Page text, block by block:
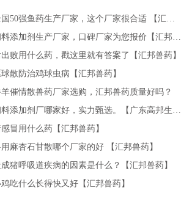
50强鱼药生产厂家，这个厂家很合适 【汇邦
】
添加剂生产厂家，口碑厂家为您报价【汇邦兽
败用什么药，戳这里就有答案了【汇邦兽药】
散防治鸡球虫病【汇邦兽药】
催情散兽药厂家选购，汇邦兽药质量好吗？
添加剂厂哪家好，实力甄选。【广东高邦生
冒用什么药【汇邦兽药】
麻杏石甘散哪个厂家的好 【汇邦兽药】
猪呼吸道疾病的因素是什么？【汇邦兽药】
吃什么长得快又好【汇邦兽药】